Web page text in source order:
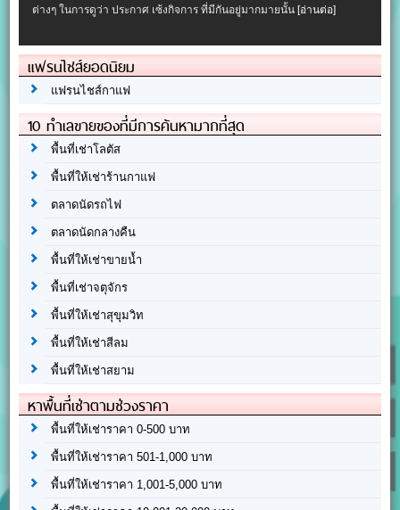
ต่างๆ ในการดูว่า ประกาศ เซ้งกิจการ ที่มีกันอยู่มากมายนั้น[อ่านต่อ]
แฟรนไชส์ยอดนิยม
แฟรนไชส์กาแฟ
10 ทำเลขายของที่มีการค้นหามากที่สุด
พื้นที่เช่าโลตัส
พื้นที่ให้เช่าร้านกาแฟ
ตลาดนัดรถไฟ
ตลาดนัดกลางคืน
พื้นที่ให้เช่าขายน้ำ
พื้นที่เช่าจตุจักร
พื้นที่ให้เช่าสุขุมวิท
พื้นที่ให้เช่าสีลม
พื้นที่ให้เช่าสยาม
หาพื้นที่เช่าตามช่วงราคา
พื้นที่ให้เช่าราคา 0-500 บาท
พื้นที่ให้เช่าราคา 501-1,000 บาท
พื้นที่ให้เช่าราคา 1,001-5,000 บาท